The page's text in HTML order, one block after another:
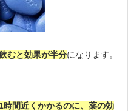
むと効果が半分になります。
間近くかかるのに、薬の効